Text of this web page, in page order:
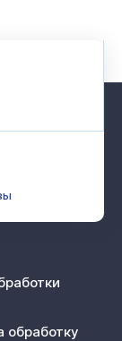
обработку